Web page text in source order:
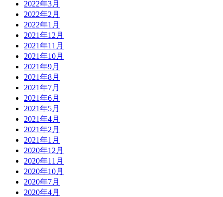
2022年3月
2022年2月
2022年1月
2021年12月
2021年11月
2021年10月
2021年9月
2021年8月
2021年7月
2021年6月
2021年5月
2021年4月
2021年2月
2021年1月
2020年12月
2020年11月
2020年10月
2020年7月
2020年4月